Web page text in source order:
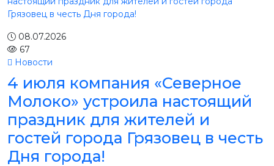
08.07.2026
67
Новости
4 июля компания «Северное
Молоко» устроила настоящий
праздник для жителей и
гостей города Грязовец в честь
Дня города!